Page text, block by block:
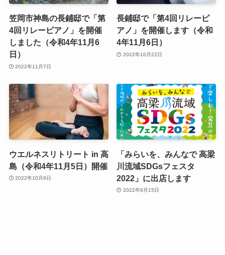
笠岡市神島の長鋪邸で「第
4回リレーピアノ」を開催
しました（令和4年11月6
日）
2022年11月7日
長鋪邸で「第4回リレーピ
アノ」を開催します（令和
4年11月6日）
2022年10月22日
ウエルネスリトリート in 高
島（令和4年11月5日）開催
2022年10月9日
「みらいを、みんなで 高梁
川流域SDGsフェスタ
2022」に出店します
2022年9月15日